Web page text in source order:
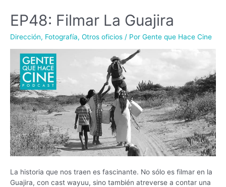
EP48: Filmar La Guajira
Dirección, Fotografía, Otros oficios / Por Gente que Hace Cine
La historia que nos traen es fascinante. No sólo es filmar en la
Guajira, con cast wayuu, sino también atreverse a contar una